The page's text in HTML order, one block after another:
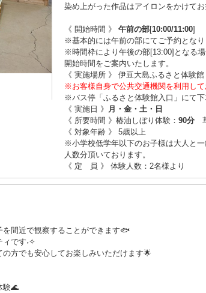
染め上がった作品はアイロンをかけて
《 開始時間 》 午前の部[10:00/11:00]
※基本的には午前の部にてご予約となり
※時間枠により午後の部[13:00]となる
開始時間をご案内いたします。
《 実施場所 》 伊豆大島ふるさと体験館
※お客様自身で公共交通機関を利用して
※バス停「ふるさと体験館入口」にて
《 実施日 》 月・金・土・日
《 所要時間 》椿油しぼり体験： 90分
《 対象年齢 》 5歳以上
※小学校低学年以下のお子様は大人と
人数分頂いております。
《 定 員 》 体験人数：2名様より
間近で観察することができます🐟
ィです˖✧
方でも安心してお楽しみいただけます🌟
験🌊